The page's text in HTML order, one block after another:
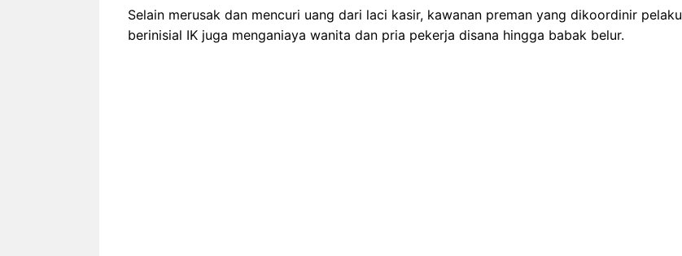
Selain merusak dan mencuri uang dari laci kasir, kawanan preman yang dikoordinir pelaku
berinisial IK juga menganiaya wanita dan pria pekerja disana hingga babak belur.